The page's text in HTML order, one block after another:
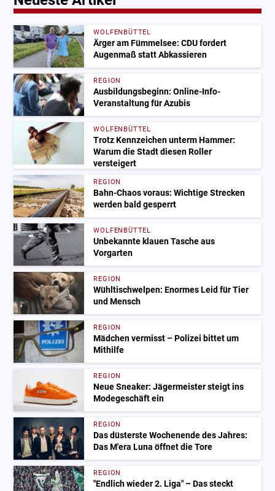
WOLFENBÜTTEL
Ärger am Fümmelsee: CDU fordert
Augenmaß statt Abkassieren
REGION
Ausbildungsbeginn: Online-Info-
Veranstaltung für Azubis
WOLFENBÜTTEL
Trotz Kennzeichen unterm Hammer:
Warum die Stadt diesen Roller
versteigert
REGION
Bahn-Chaos voraus: Wichtige Strecken
werden bald gesperrt
WOLFENBÜTTEL
Unbekannte klauen Tasche aus
Vorgarten
REGION
Wühltischwelpen: Enormes Leid für Tier
und Mensch
REGION
Mädchen vermisst – Polizei bittet um
Mithilfe
REGION
Neue Sneaker: Jägermeister steigt ins
Modegeschäft ein
REGION
Das düsterste Wochenende des Jahres:
Das M'era Luna öffnet die Tore
REGION
"Endlich wieder 2. Liga" – Das steckt